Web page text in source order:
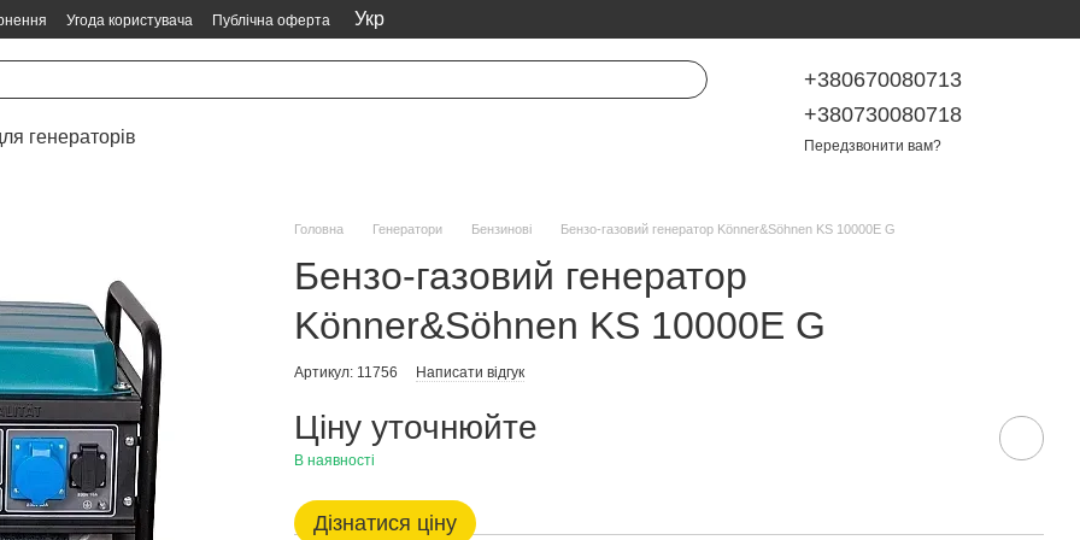
Угода користувача Публічна оферта Укр
генераторів
+380670080713
+380730080718
Передзвонити вам?
Головна Генератори Бензинові Бензо-газовий генератор Könner&Söhnen KS 10000E G
Бензо-газовий генератор
Könner&Söhnen KS 10000E G
Артикул: 11756 Написати відгук
Ціну уточнюйте
В наявності
Дізнатися ціну